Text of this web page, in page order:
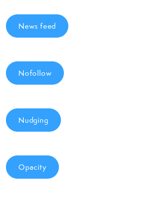
News feed
Nofollow
Nudging
Opacity